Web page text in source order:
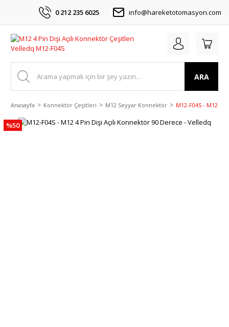
0 212 235 6025 info@hareketotomasyon.com
ARA
Anasayfa Konnektör Çeşitleri M12 Seyyar Konnektör M12-F04S - M12 4
%50